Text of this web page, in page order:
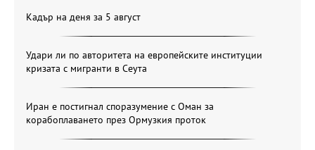
Кадър на деня за 5 август
Удари ли по авторитета на европейските институции
кризата с мигранти в Сеута
Иран е постигнал споразумение с Оман за
корабоплаването през Ормузкия проток